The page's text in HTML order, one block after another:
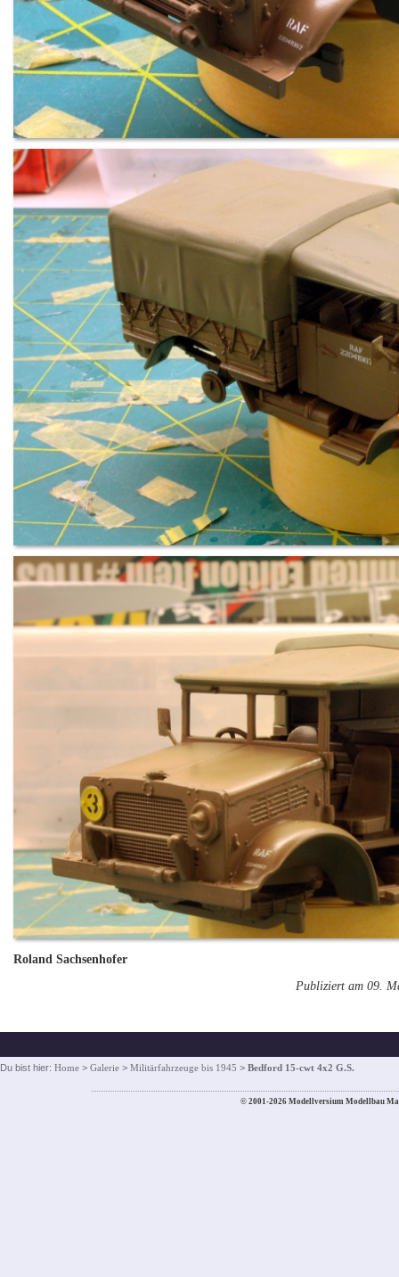
Roland Sachsenhofer
Publiziert am 09.
Du bist hier: Home > Galerie > Militärfahrzeuge bis 1945 > Bedford 15-cwt 4x2 G.S.
© 2001-2026 Modellversium Modellbau